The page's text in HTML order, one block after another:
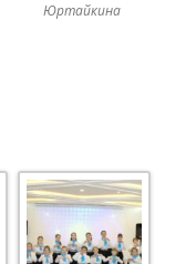
Юртайкина